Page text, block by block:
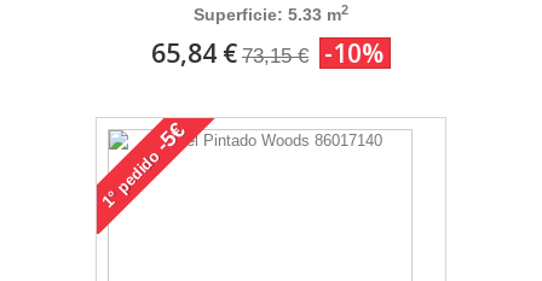
Superficie: 5.33 m2
65,84 € 73,15 € -10%
1°
pedido
-5€